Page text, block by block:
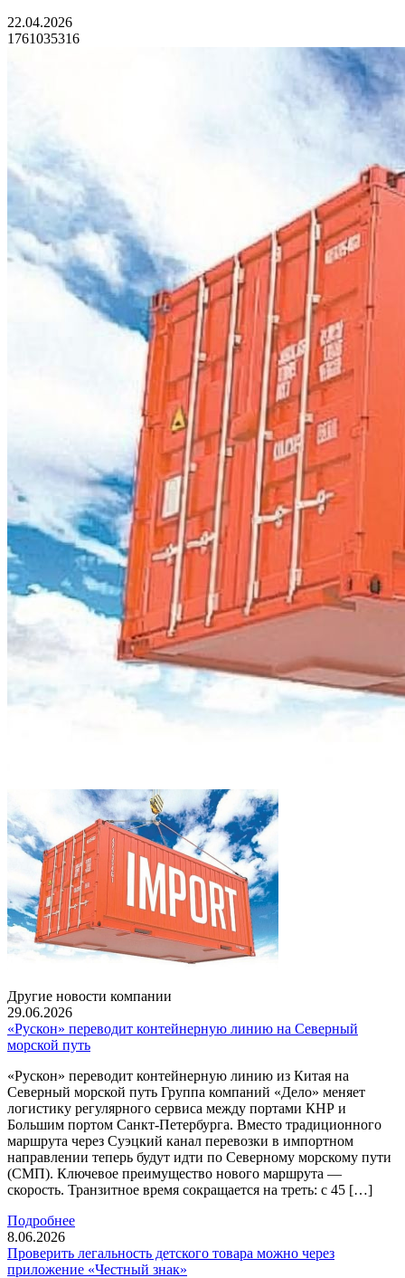
22.04.2026
1761035316
Другие новости компании
29.06.2026
«Рускон» переводит контейнерную линию на Северный
морской путь
«Рускон» переводит контейнерную линию из Китая на
Северный морской путь Группа компаний «Дело» меняет
логистику регулярного сервиса между портами КНР и
Большим портом Санкт-Петербурга. Вместо традиционного
маршрута через Суэцкий канал перевозки в импортном
направлении теперь будут идти по Северному морскому пути
(СМП). Ключевое преимущество нового маршрута —
скорость. Транзитное время сокращается на треть: с 45 […]
Подробнее
8.06.2026
Проверить легальность детского товара можно через
приложение «Честный знак»